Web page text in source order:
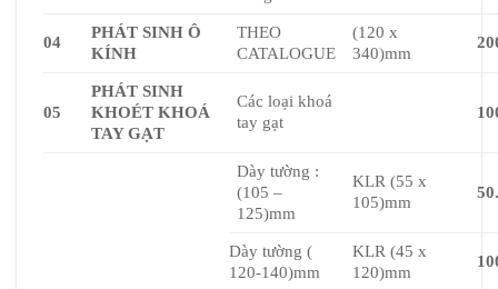
04
PHÁT SINH Ô
KÍNH
THEO
CATALOGUE
(120 x
340)mm
05
PHÁT SINH
KHOÉT KHOÁ
TAY GẠT
Các loại khoá
tay gạt
Dày tường :
(105 –
125)mm
KLR (55 x
105)mm
Dày tường (
120-140)mm
KLR (45 x
120)mm